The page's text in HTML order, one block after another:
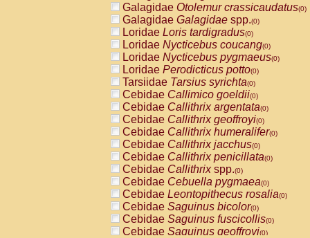
AtelidaeAteles paniscus(0)
AtelidaeAtelesspp.(0)
Atelidae Lagothrix lagothricha
AtelidaeLagothrix lagothricha cana
PitheciidaeCacajao calvus
PitheciidaeCallicebus cupreus
PitheciidaeCallicebus donacophilus
PitheciidaeCallicebus moloch
PitheciidaeCallicebus torquatus
PitheciidaeCallicebusspp.(0)
PitheciidaeChiropotes satanas(0)
PitheciidaePithecia monachus
PitheciidaePithecia pithecia(0)
CercopithecidaeCercocebus agilis
CercopithecidaeCercocebus
CercopithecidaeCercocebus
CercopithecidaeCercocebus
CercopithecidaeCercocebus
CercopithecidaeCercocebushybrid
Galagidae Otolemur crassicaudatus(0)
Galagidae Galagidae spp.(0)
Loridae Loris tardigradus(0)
Loridae Nycticebus coucang(0)
Loridae Nycticebus pygmaeus(0)
Loridae Perodicticus potto(0)
Tarsiidae Tarsius syrichta(0)
Cebidae Callimico goeldii(0)
Cebidae Callithrix argentata(0)
Cebidae Callithrix geoffroyi(0)
Cebidae Callithrix humeralifer(0)
Cebidae Callithrix jacchus(0)
Cebidae Callithrix penicillata(0)
Cebidae Callithrixspp.(0)
Cebidae Cebuella pygmaea(0)
Cebidae Leontopithecus rosalia(0)
Cebidae Saguinus bicolor(0)
Cebidae Saguinus fuscicollis(0)
Cebidae Saguinus geoffroyi(0)